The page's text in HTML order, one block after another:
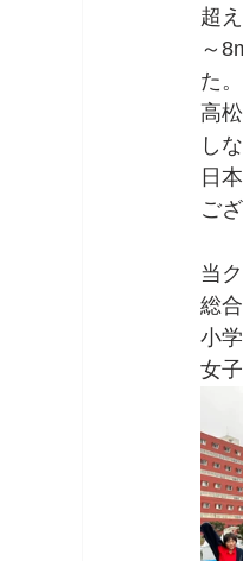
超
～
た。
高
し
日
ご
当
総
小
女